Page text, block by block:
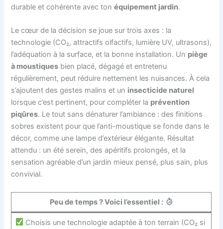
durable et cohérente avec tonéquipement jardin.
Le cœur de la décision se joue sur trois axes : la
technologie (CO₂, attractifs olfactifs, lumière UV, ultrasons),
l’adéquation à la surface, et la bonne installation. Un piège
à moustiques bien placé, dégagé et entretenu
régulièrement, peut réduire nettement les nuisances. À cela
s’ajoutent des gestes malins et un insecticide naturel
lorsque c’est pertinent, pour compléter la prévention
piqûres. Le tout sans dénaturer l’ambiance : des finitions
sobres existent pour que l’anti-moustique se fonde dans le
décor, comme une lampe d’extérieur élégante. Résultat
attendu : un été serein, des apéritifs prolongés, et la
sensation agréable d’un jardin mieux pensé, plus sain, plus
convivial.
Peu de temps ? Voici l’essentiel :
Choisis une technologie adaptée à ton terrain (CO₂ si